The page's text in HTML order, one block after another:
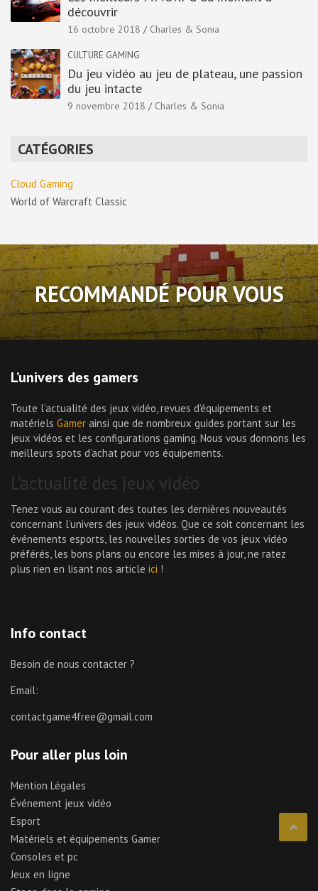
découvrir
16 octobre 2018 Charles & Sonia
CULTURE GAMING
Du jeu vidéo au jeu de plateau, une passion
du jeu intacte
9 novembre 2018 Charles & Sonia
CATÉGORIES
Cloud Gaming
World of Warcraft Classic
RECOMMANDÉ POUR VOUS
L’univers des gamers
Toute l’actualité des jeux vidéo, revues d’équipements et
matériels Gamer ainsi que de nombreux guides portant sur les
jeux vidéos et les configurations gaming. Nous vous donnons les
meilleurs spots d’achat pour vos équipements.
L’actualité des jeux vidéo
Tenez vous au courant des toutes les dernières nouveautés
concernant l’univers des jeux vidéos. Que ce soit concernant les
événements esports, les nouvelles sorties de vos jeux vidéo
préférés, les bons plans ou encore les mises à jour, ne ratez
plus rien en lisant nos article ici !
Info contact
Besoin de nous contacter ?
Email:
contactgame4free@gmail.com
Pour aller plus loin
Mention Légales
Événement jeux vidéo
Esport
Matériels et équipements Gamer
Consoles et pc
Jeux en ligne